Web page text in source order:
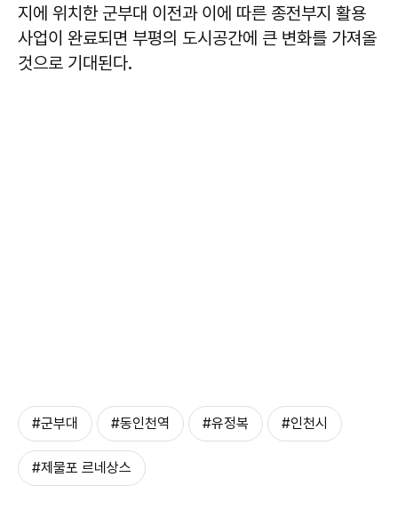
지에 위치한 군부대 이전과 이에 따른 종전부지 활용
사업이 완료되면 부평의 도시공간에 큰 변화를 가져올
것으로 기대된다.
#군부대 #동인천역 #유정복 #인천시
#제물포 르네상스